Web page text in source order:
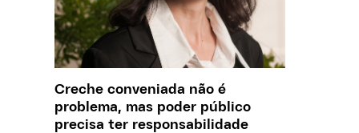
Creche conveniada não é
problema, mas poder público
precisa ter responsabilidade